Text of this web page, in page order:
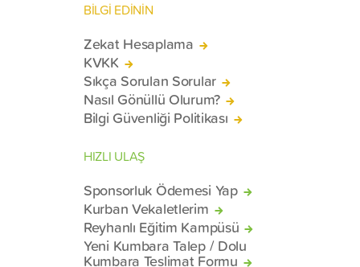
BİLGİ EDİNİN
Zekat Hesaplama
KVKK
Sıkça Sorulan Sorular
Nasıl Gönüllü Olurum?
Bilgi Güvenliği Politikası
HIZLI ULAŞ
Sponsorluk Ödemesi Yap
Kurban Vekaletlerim
Reyhanlı Eğitim Kampüsü
Yeni Kumbara Talep / Dolu
Kumbara Teslimat Formu